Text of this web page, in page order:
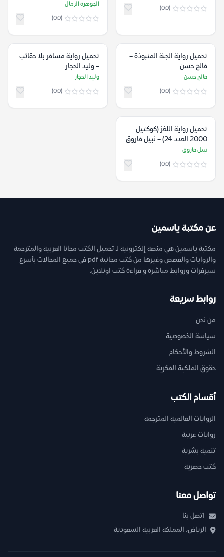
(0.0)
الجوهرة الرمال
(0.0)
تحميل رواية الجنة المنبوذة –
فالح حسن
فالح حسن
(0.0)
تحميل رواية مسافر بلا حقائب
– وليد الحجار
وليد الحجار
(0.0)
تحميل رواية اللغز (كوكتيل
2000 العدد 24) – نبيل فاروق
نبيل فاروق
(0.0)
عن مكتبة ياسمين
مكتبة ياسمين هي منصة إلكترونية لـ تحميل الكتب مجانا العربية والمترجمة
والروايات والقصص وغيرها من كتب مجانية pdf فى جميع المجالات بأسرع
سيرفرات وروابط مباشرة و قراءة كتب اونلاين.
روابط سريعة
من نحن
سياسة الخصوصية
الشروط والأحكام
حقوق الملكية الفكرية
أقسام الكتب
الروايات العالمية المترجمة
روايات عربية
تنمية بشرية
كتب حصرية
تواصل معنا
اتصل بنا
الرياض، المملكة العربية السعودية